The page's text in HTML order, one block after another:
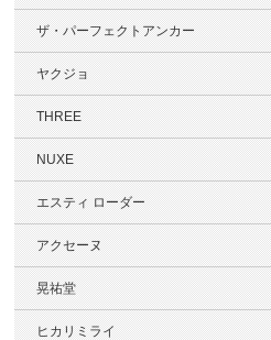
ザ・パーフェクトアンカー
ヤクジョ
THREE
NUXE
エスティ ローダー
アクセーヌ
晃祐堂
ヒカリミライ